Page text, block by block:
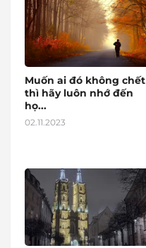
Muốn ai đó không chết
thì hãy luôn nhớ đến
họ...
02.11.2023